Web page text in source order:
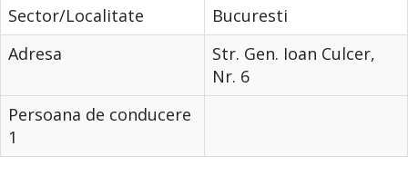
Sector/Localitate
Bucuresti
Adresa
Str. Gen. Ioan Culcer,
Nr. 6
Persoana de conducere
1